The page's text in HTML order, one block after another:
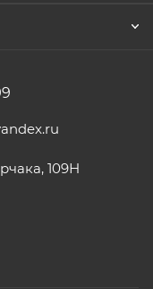
109Н